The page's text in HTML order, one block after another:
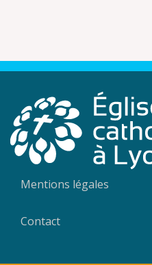
Mentions légales
Contact